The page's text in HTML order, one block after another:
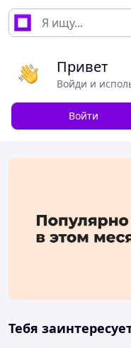
Привет
Войди и
Войти
Тебя